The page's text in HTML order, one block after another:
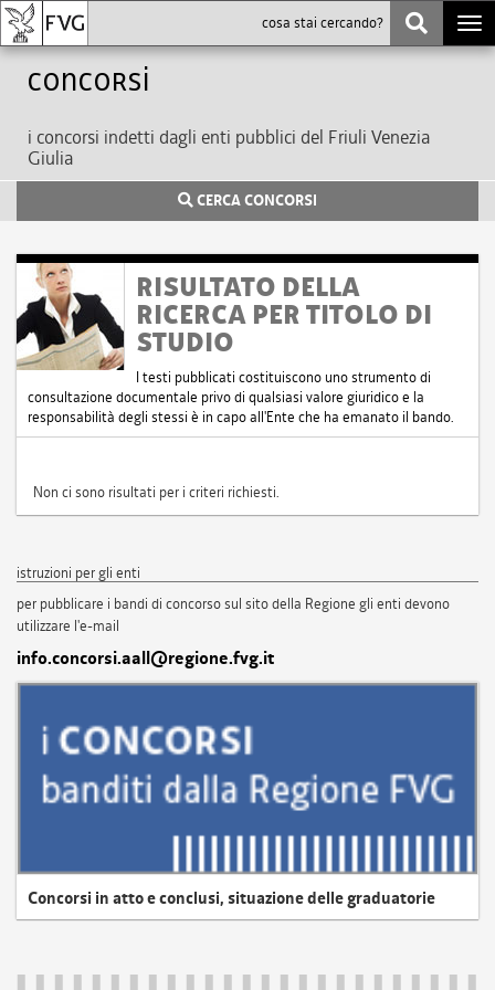
Concorsi
i concorsi indetti dagli enti pubblici del Friuli Venezia
Giulia
CERCA CONCORSI
RISULTATO DELLA
RICERCA PER TITOLO DI
STUDIO
I testi pubblicati costituiscono uno strumento di
consultazione documentale privo di qualsiasi valore giuridico e la
responsabilità degli stessi è in capo all'Ente che ha emanato il bando.
Non ci sono risultati per i criteri richiesti.
istruzioni per gli enti
per pubblicare i bandi di concorso sul sito della Regione gli enti devono
utilizzare l'e-mail
info.concorsi.aall@regione.fvg.it
Concorsi in atto e conclusi, situazione delle graduatorie